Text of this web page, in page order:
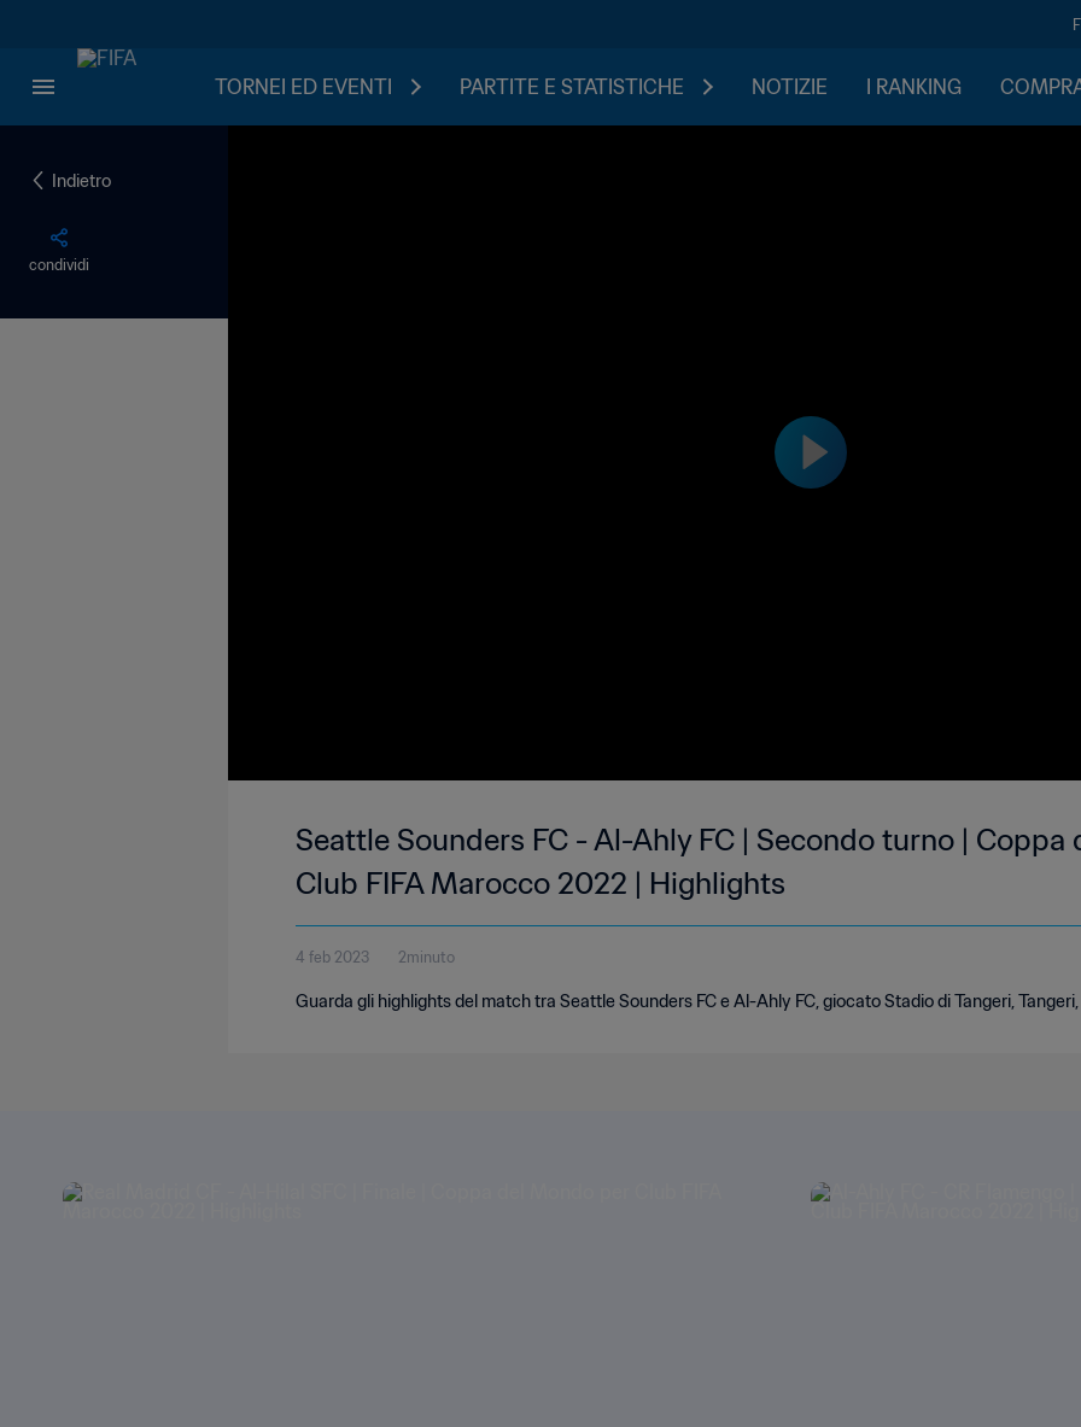
TORNEI ED EVENTI PARTITE E STATISTICHE NOTIZIE I RANKING
Indietro
condividi
Seattle Sounders FC - Al-Ahly FC | Secondo turno |
Club FIFA Marocco 2022 | Highlights
4 feb 2023 2minuto
Guarda gli highlights del match tra Seattle Sounders FC e Al-Ahly FC, giocato Stadio di Tangeri,